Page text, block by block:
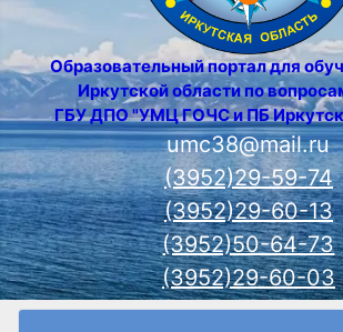
Образовательный портал для
Иркутской области по
ГБУ ДПО "УМЦ ГОЧС и ПБ
umc38@mail.ru
(3952)29-59-74
(3952)29-60-13
(3952)50-64-73
(3952)29-60-03